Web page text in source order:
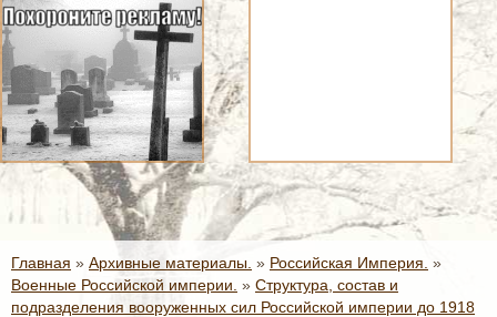
Главная » Архивные материалы. » Российская Империя. »
Военные Российской империи. » Структура, состав и
подразделения вооруженных сил Российской империи до 1918